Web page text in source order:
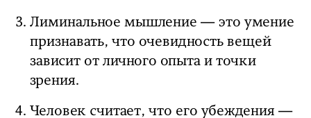
Лиминальное мышление — это умение
признавать, что очевидность вещей
зависит от личного опыта и точки
зрения.
Человек считает, что его убеждения —